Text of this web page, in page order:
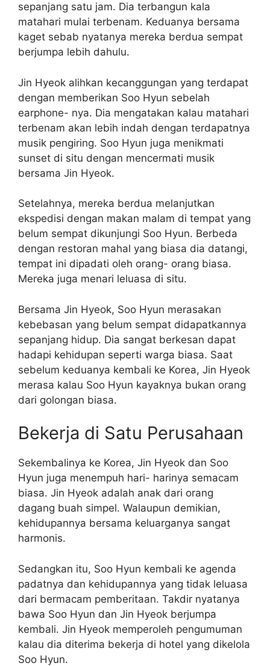
sepanjang satu jam. Dia terbangun kala
matahari mulai terbenam. Keduanya bersama
kaget sebab nyatanya mereka berdua sempat
berjumpa lebih dahulu.
Jin Hyeok alihkan kecanggungan yang terdapat
dengan memberikan Soo Hyun sebelah
earphone- nya. Dia mengatakan kalau matahari
terbenam akan lebih indah dengan terdapatnya
musik pengiring. Soo Hyun juga menikmati
sunset di situ dengan mencermati musik
bersama Jin Hyeok.
Setelahnya, mereka berdua melanjutkan
ekspedisi dengan makan malam di tempat yang
belum sempat dikunjungi Soo Hyun. Berbeda
dengan restoran mahal yang biasa dia datangi,
tempat ini dipadati oleh orang- orang biasa.
Mereka juga menari leluasa di situ.
Bersama Jin Hyeok, Soo Hyun merasakan
kebebasan yang belum sempat didapatkannya
sepanjang hidup. Dia sangat berkesan dapat
hadapi kehidupan seperti warga biasa. Saat
sebelum keduanya kembali ke Korea, Jin Hyeok
merasa kalau Soo Hyun kayaknya bukan orang
dari golongan biasa.
Bekerja di Satu Perusahaan
Sekembalinya ke Korea, Jin Hyeok dan Soo
Hyun juga menempuh hari- harinya semacam
biasa. Jin Hyeok adalah anak dari orang
dagang buah simpel. Walaupun demikian,
kehidupannya bersama keluarganya sangat
harmonis.
Sedangkan itu, Soo Hyun kembali ke agenda
padatnya dan kehidupannya yang tidak leluasa
dari bermacam pemberitaan. Takdir nyatanya
bawa Soo Hyun dan Jin Hyeok berjumpa
kembali. Jin Hyeok memperoleh pengumuman
kalau dia diterima bekerja di hotel yang dikelola
Soo Hyun.